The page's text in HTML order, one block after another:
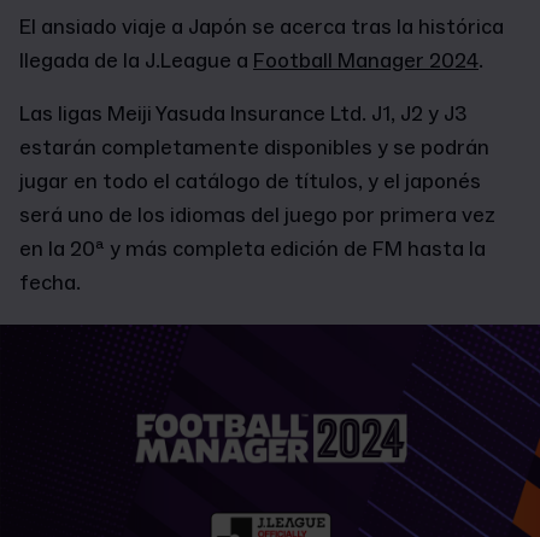
El ansiado viaje a Japón se acerca tras la histórica
llegada de la J.League a Football Manager 2024.
Las ligas Meiji Yasuda Insurance Ltd. J1, J2 y J3
estarán completamente disponibles y se podrán
jugar en todo el catálogo de títulos, y el japonés
será uno de los idiomas del juego por primera vez
en la 20ª y más completa edición de FM hasta la
fecha.